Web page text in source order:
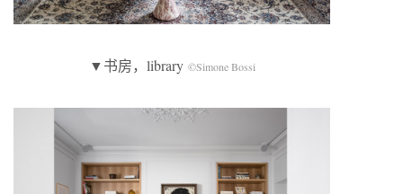
▼书房，library ©Simone Bossi